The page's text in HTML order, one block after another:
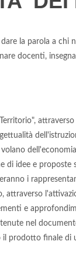
la parola a
docenti,
di idee e
i
attraverso
e
nel
prodotto finale